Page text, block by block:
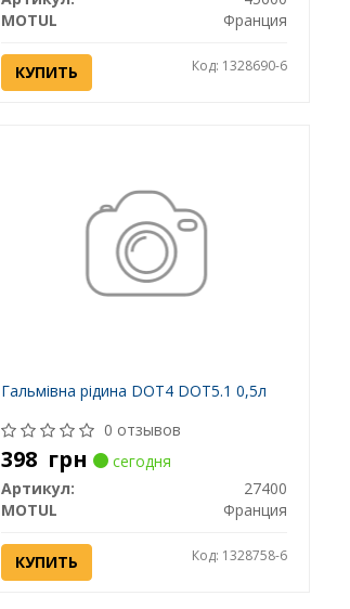
MOTUL
Франция
КУПИТЬ Код: 1328690-6
Гальмівна рідина DOT4 DOT5.1 0,5л
0 отзывов
398 грн
сегодня
Артикул:
27400
MOTUL
Франция
КУПИТЬ Код: 1328758-6